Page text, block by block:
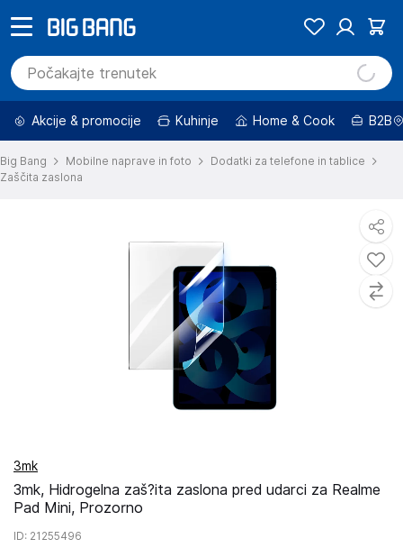
Akcije & promocije Kuhinje Home & Cook B2B
Big Bang Mobilne naprave in foto
Dodatki za telefone in tablice
Zaščita zaslona
3mk
3mk, Hidrogelna zaš?ita zaslona pred udarci za Realme
Pad Mini, Prozorno
ID: 21255496